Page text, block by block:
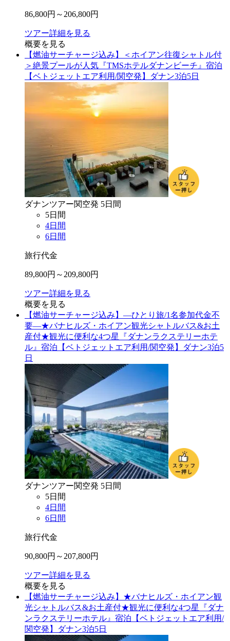
86,800円～ 206,800円
ツアー詳細を見る
概要を見る
【燃油サーチャージ込み】＜ホイアン往復シャトル付
＞絶景プールが人気『TMSホテルダナンビーチ』宿泊
【ベトジェットエア利用/関空発】ダナン3泊5日
ダナンツアー関空発 5日間
5日間
4日間
6日間
旅行代金
89,800円～ 209,800円
ツアー詳細を見る
概要を見る
【燃油サーチャージ込み】―ひとり旅/1名参加代金不
要―★バナヒルズ・ホイアン観光シャトルバス&お土
産付★観光に便利な4つ星『ダナンラクステリーホテ
ル』宿泊【ベトジェットエア利用/関空発】ダナン3泊5
日
ダナンツアー関空発 5日間
5日間
4日間
6日間
旅行代金
90,800円～ 207,800円
ツアー詳細を見る
概要を見る
【燃油サーチャージ込み】★バナヒルズ・ホイアン観
光シャトルバス&お土産付★観光に便利な4つ星『ダナ
ンラクステリーホテル』宿泊【ベトジェットエア利用/
関空発】ダナン3泊5日